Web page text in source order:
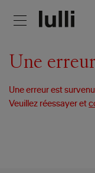
Une
Une erreur est
Veuillez réessayer et